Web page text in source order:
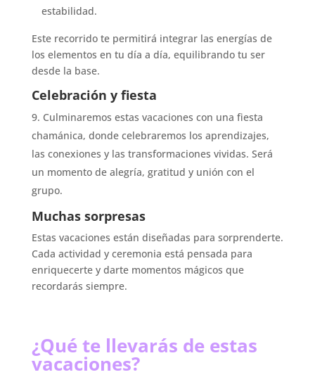
estabilidad.
Este recorrido te permitirá integrar las energías de
los elementos en tu día a día, equilibrando tu ser
desde la base.
Celebración y fiesta
Culminaremos estas vacaciones con una fiesta
chamánica, donde celebraremos los aprendizajes,
las conexiones y las transformaciones vividas. Será
un momento de alegría, gratitud y unión con el
grupo.
Muchas sorpresas
Estas vacaciones están diseñadas para sorprenderte.
Cada actividad y ceremonia está pensada para
enriquecerte y darte momentos mágicos que
recordarás siempre.
¿Qué te llevarás de estas
vacaciones?